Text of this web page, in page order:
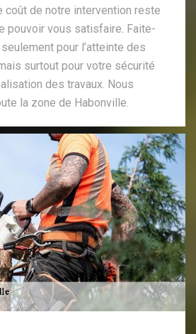
coût de notre intervention reste
pouvoir vous satisfaire. Faite-
pour l’atteinte des
surtout pour votre sécurité
des travaux. Nous
la zone de Habonville.